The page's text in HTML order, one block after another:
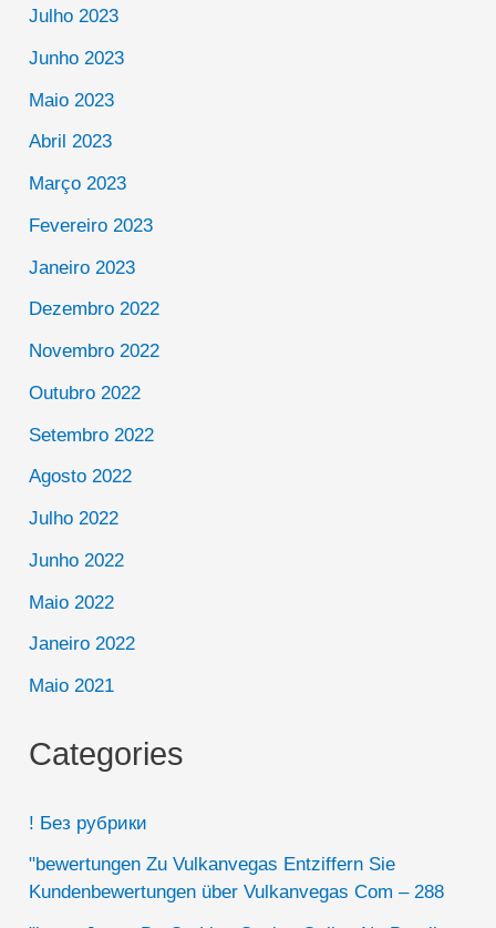
Julho 2023
Junho 2023
Maio 2023
Abril 2023
Março 2023
Fevereiro 2023
Janeiro 2023
Dezembro 2022
Novembro 2022
Outubro 2022
Setembro 2022
Agosto 2022
Julho 2022
Junho 2022
Maio 2022
Janeiro 2022
Maio 2021
Categories
! Без рубрики
"bewertungen Zu Vulkanvegas Entziffern Sie
Kundenbewertungen über Vulkanvegas Com – 288